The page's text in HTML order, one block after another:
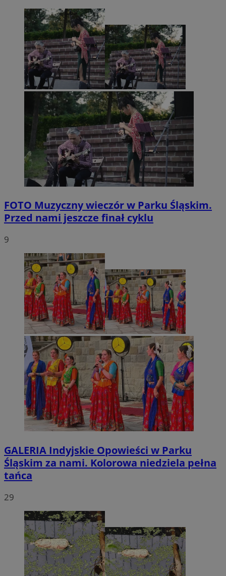
FOTO Muzyczny wieczór w Parku Śląskim.
Przed nami jeszcze finał cyklu
9
GALERIA Indyjskie Opowieści w Parku
Śląskim za nami. Kolorowa niedziela pełna
tańca
29